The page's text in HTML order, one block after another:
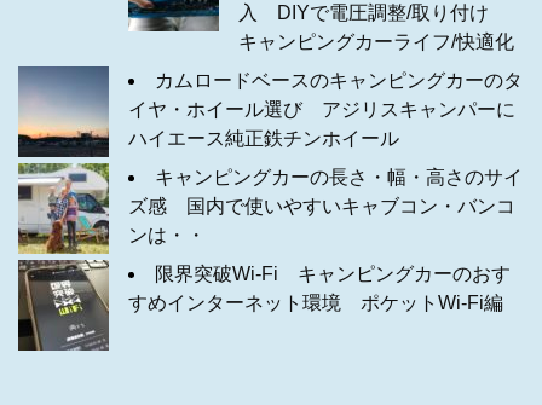
入 DIYで電圧調整/取り付け
キャンピングカーライフ/快適化
カムロードベースのキャンピングカーのタ
イヤ・ホイール選び アジリスキャンパーに
ハイエース純正鉄チンホイール
キャンピングカーの長さ・幅・高さのサイ
ズ感 国内で使いやすいキャブコン・バンコ
ンは・・
限界突破Wi-Fi キャンピングカーのおす
すめインターネット環境 ポケットWi-Fi編